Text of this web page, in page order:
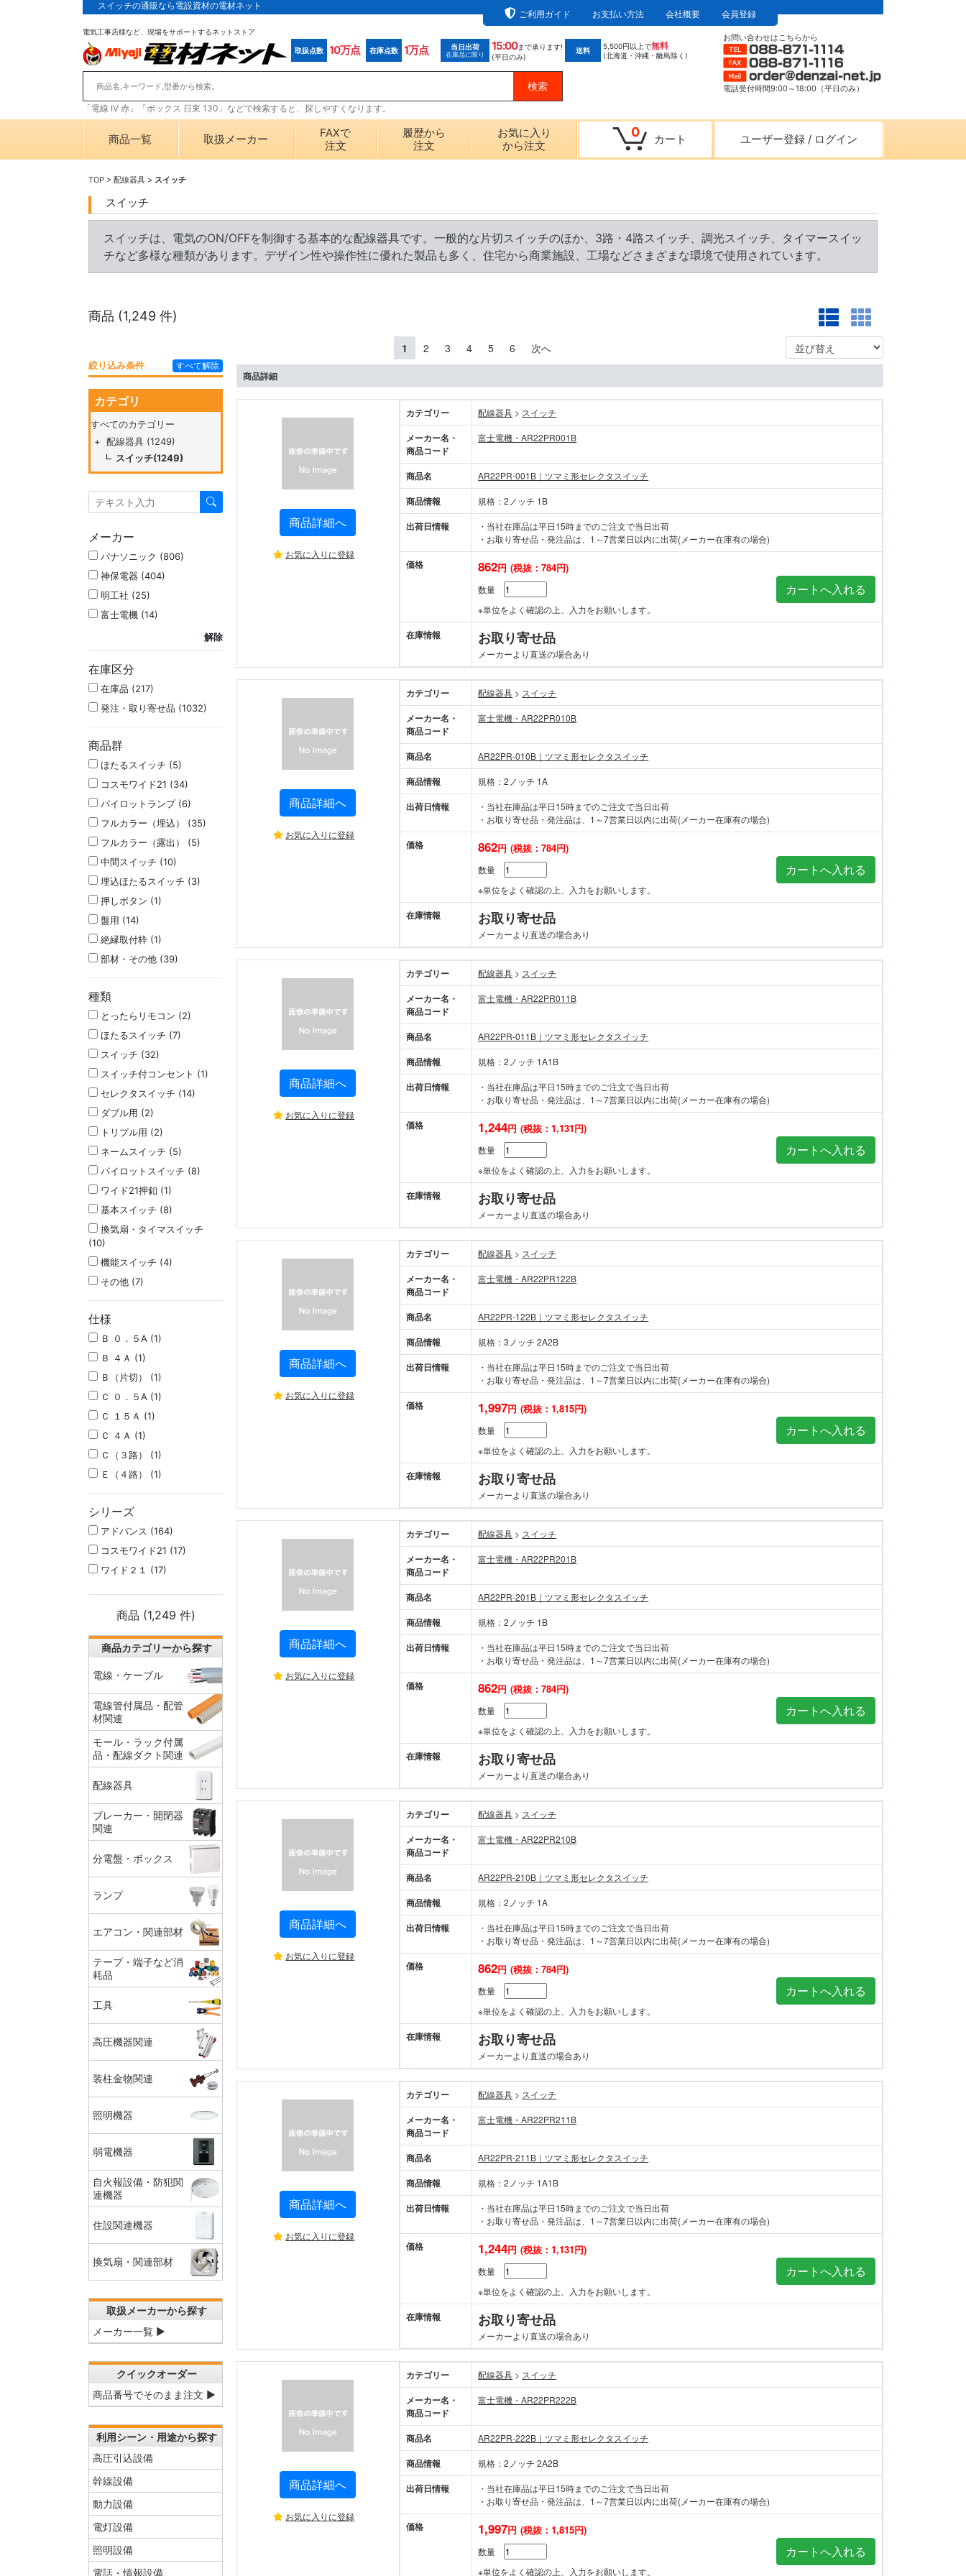
スイッチの通販なら電設資材の電材ネット
ご利用ガイド
お支払い方法 会社概要 会員登録
電気工事店様など、現場をサポートするネットストア
取扱点数 10万点 在庫点数 1万点 当日出荷
在庫品に限り
15:00まで承ります!
(平日のみ)
送料 5,500円以上で無料
(北海道・沖縄・離島除く)
「電線 IV 赤」「ボックス 日東 130」などで検索すると、探しやすくなります。
お問い合わせはこちらから
電話受付時間9:00～18:00（平日のみ）
商品一覧 取扱メーカー
FAXで
注文
履歴から
注文
お気に入り
から注文
0 カート ユーザー登録 / ログイン
TOP > 配線器具 > スイッチ
スイッチ
スイッチは、電気のON/OFFを制御する基本的な配線器具です。一般的な片切スイッチのほか、3路・4路スイッチ、調光スイッチ、タイマースイッ
チなど多様な種類があります。デザイン性や操作性に優れた製品も多く、住宅から商業施設、工場などさまざまな環境で使用されています。
商品 (1,249 件)
1 2 3 4 5 6 次へ
商品詳細
商品詳細へ
お気に入りに登録
カテゴリー 配線器具 > スイッチ
メーカー名・
商品コード
富士電機・AR22PR001B
商品名 AR22PR-001B｜ツマミ形セレクタスイッチ
商品情報 規格：2ノッチ 1B
出荷日情報
・当社在庫品は平日15時までのご注文で当日出荷
・お取り寄せ品・発注品は、1～7営業日以内に出荷(メーカー在庫有の場合)
価格 862円 (税抜：784円)
数量
※単位をよく確認の上、入力をお願いします。
在庫情報 お取り寄せ品
メーカーより直送の場合あり
商品詳細へ
お気に入りに登録
カテゴリー 配線器具 > スイッチ
メーカー名・
商品コード
富士電機・AR22PR010B
商品名 AR22PR-010B｜ツマミ形セレクタスイッチ
商品情報 規格：2ノッチ 1A
出荷日情報
・当社在庫品は平日15時までのご注文で当日出荷
・お取り寄せ品・発注品は、1～7営業日以内に出荷(メーカー在庫有の場合)
価格 862円 (税抜：784円)
数量
※単位をよく確認の上、入力をお願いします。
在庫情報 お取り寄せ品
メーカーより直送の場合あり
商品詳細へ
お気に入りに登録
カテゴリー 配線器具 > スイッチ
メーカー名・
商品コード
富士電機・AR22PR011B
商品名 AR22PR-011B｜ツマミ形セレクタスイッチ
商品情報 規格：2ノッチ 1A1B
出荷日情報
・当社在庫品は平日15時までのご注文で当日出荷
・お取り寄せ品・発注品は、1～7営業日以内に出荷(メーカー在庫有の場合)
価格 1,244円 (税抜：1,131円)
数量
※単位をよく確認の上、入力をお願いします。
在庫情報 お取り寄せ品
メーカーより直送の場合あり
商品詳細へ
お気に入りに登録
カテゴリー 配線器具 > スイッチ
メーカー名・
商品コード
富士電機・AR22PR122B
商品名 AR22PR-122B｜ツマミ形セレクタスイッチ
商品情報 規格：3ノッチ 2A2B
出荷日情報
・当社在庫品は平日15時までのご注文で当日出荷
・お取り寄せ品・発注品は、1～7営業日以内に出荷(メーカー在庫有の場合)
価格 1,997円 (税抜：1,815円)
数量
※単位をよく確認の上、入力をお願いします。
在庫情報 お取り寄せ品
メーカーより直送の場合あり
商品詳細へ
お気に入りに登録
カテゴリー 配線器具 > スイッチ
メーカー名・
商品コード
富士電機・AR22PR201B
商品名 AR22PR-201B｜ツマミ形セレクタスイッチ
商品情報 規格：2ノッチ 1B
出荷日情報
・当社在庫品は平日15時までのご注文で当日出荷
・お取り寄せ品・発注品は、1～7営業日以内に出荷(メーカー在庫有の場合)
価格 862円 (税抜：784円)
数量
※単位をよく確認の上、入力をお願いします。
在庫情報 お取り寄せ品
メーカーより直送の場合あり
商品詳細へ
お気に入りに登録
カテゴリー 配線器具 > スイッチ
メーカー名・
商品コード
富士電機・AR22PR210B
商品名 AR22PR-210B｜ツマミ形セレクタスイッチ
商品情報 規格：2ノッチ 1A
出荷日情報
・当社在庫品は平日15時までのご注文で当日出荷
・お取り寄せ品・発注品は、1～7営業日以内に出荷(メーカー在庫有の場合)
価格 862円 (税抜：784円)
数量
※単位をよく確認の上、入力をお願いします。
在庫情報 お取り寄せ品
メーカーより直送の場合あり
商品詳細へ
お気に入りに登録
カテゴリー 配線器具 > スイッチ
メーカー名・
商品コード
富士電機・AR22PR211B
商品名 AR22PR-211B｜ツマミ形セレクタスイッチ
商品情報 規格：2ノッチ 1A1B
出荷日情報
・当社在庫品は平日15時までのご注文で当日出荷
・お取り寄せ品・発注品は、1～7営業日以内に出荷(メーカー在庫有の場合)
価格 1,244円 (税抜：1,131円)
数量
※単位をよく確認の上、入力をお願いします。
在庫情報 お取り寄せ品
メーカーより直送の場合あり
商品詳細へ
お気に入りに登録
カテゴリー 配線器具 > スイッチ
メーカー名・
商品コード
富士電機・AR22PR222B
商品名 AR22PR-222B｜ツマミ形セレクタスイッチ
商品情報 規格：2ノッチ 2A2B
出荷日情報
・当社在庫品は平日15時までのご注文で当日出荷
・お取り寄せ品・発注品は、1～7営業日以内に出荷(メーカー在庫有の場合)
価格 1,997円 (税抜：1,815円)
数量
※単位をよく確認の上、入力をお願いします。
絞り込み条件 すべて解除
カテゴリ
すべてのカテゴリー
+ 配線器具 (1249)
スイッチ(1249)
メーカー
パナソニック (806)
神保電器 (404)
明工社 (25)
富士電機 (14)
解除
在庫区分
在庫品 (217)
発注・取り寄せ品 (1032)
商品群
ほたるスイッチ (5)
コスモワイド21 (34)
パイロットランプ (6)
フルカラー（埋込） (35)
フルカラー（露出） (5)
中間スイッチ (10)
埋込ほたるスイッチ (3)
押しボタン (1)
盤用 (14)
絶縁取付枠 (1)
部材・その他 (39)
種類
とったらリモコン (2)
ほたるスイッチ (7)
スイッチ (32)
スイッチ付コンセント (1)
セレクタスイッチ (14)
ダブル用 (2)
トリプル用 (2)
ネームスイッチ (5)
パイロットスイッチ (8)
ワイド21押釦 (1)
基本スイッチ (8)
換気扇・タイマスイッチ
(10)
機能スイッチ (4)
その他 (7)
仕様
Ｂ ０．５A (1)
Ｂ ４Ａ (1)
Ｂ（片切） (1)
Ｃ ０．５A (1)
Ｃ １５Ａ (1)
Ｃ ４Ａ (1)
Ｃ（３路） (1)
Ｅ（４路） (1)
シリーズ
アドバンス (164)
コスモワイド21 (17)
ワイド２１ (17)
商品 (1,249 件)
商品カテゴリーから探す
電線・ケーブル
電線管付属品・配管
材関連
モール・ラック付属
品・配線ダクト関連
配線器具
ブレーカー・開閉器
関連
分電盤・ボックス
ランプ
エアコン・関連部材
テープ・端子など消
耗品
工具
高圧機器関連
装柱金物関連
照明機器
弱電機器
自火報設備・防犯関
連機器
住設関連機器
換気扇・関連部材
取扱メーカーから探す
メーカー一覧 ▶
クイックオーダー
商品番号でそのまま注文 ▶
利用シーン・用途から探す
高圧引込設備
幹線設備
動力設備
電灯設備
照明設備
電話・情報設備